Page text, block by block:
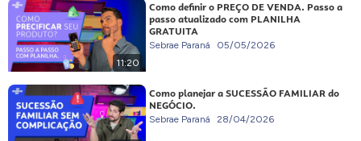
11:20
Como definir o PREÇO DE VENDA. Passo a
passo atualizado com PLANILHA
GRATUITA
Sebrae Paraná 05/05/2026
Como planejar a SUCESSÃO FAMILIAR do
NEGÓCIO.
Sebrae Paraná 28/04/2026